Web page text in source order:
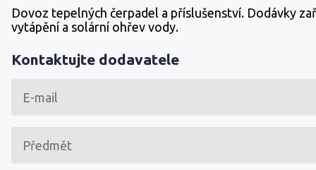
Dovoz tepelných čerpadel a příslušenství. Dodávky
vytápění a solární ohřev vody.
Kontaktujte dodavatele